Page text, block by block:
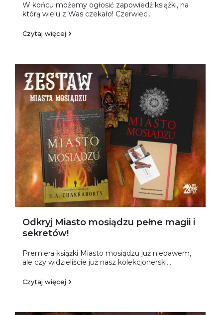
W końcu możemy ogłosić zapowiedź książki, na
którą wielu z Was czekało! Czerwiec...
Czytaj więcej
Odkryj Miasto mosiądzu pełne magii i
sekretów!
Premiera książki Miasto mosiądzu już niebawem,
ale czy widzieliście już nasz kolekcjonerski...
Czytaj więcej